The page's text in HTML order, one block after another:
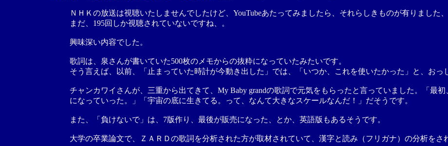
ＮＨＫの放送は視聴いたしませんでしたけど、YouTubeあたってみましたら、それらしきものが有りました、
まだ、195回しか視聴されていないですね、。
興味深い内容でした。
歌詞は、泉さんが書いていた500枚のメモからの抜粋になっていたみたいです。
そう言えば、以前、「止まっていた時計が今動き出した」では、「いつか、これを使いたかった」と、おっ
チャンカワイさんが、三重から出てきて、My Baby grandの歌詞で元気をもらったと言っていました。「最
になっていった。」「宇宙の底に生きてる。って、なんて大きなスケールなんだ！」だそうです。
また、「負けないで」は、7版作り、最後が販売になった、とか、英語版もあるそうです。
大学の卒業論文で、ＺＡＲＤの歌詞を分析された方が取材されていて、漢字と読み（フリガナ）の分析をさ